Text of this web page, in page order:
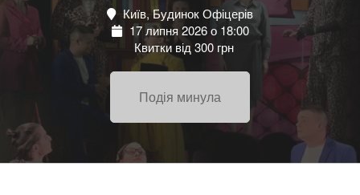
Київ, Будинок Офіцерів
17 липня 2026 о 18:00
Квитки від 300 грн
Подія минула